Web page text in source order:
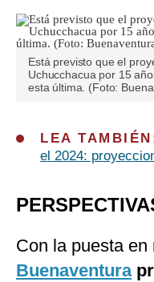
Está previsto que el
Uchucchacua por 15
esta última. (Foto:
LEA
el 2024:
Con la puesta en
Buenaventura